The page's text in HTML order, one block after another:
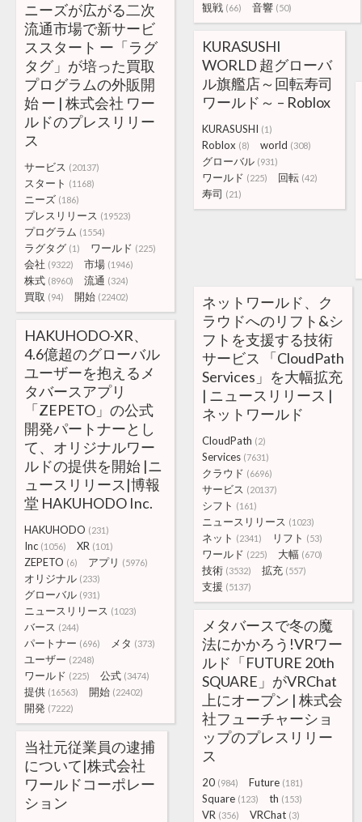
観戦 (66) 音響 (50)
ニーズが広がる二次
流通市場で新サービ
ススタート ー「ラグ
タグ」が培った買取
プログラムの外販開
始 ー | 株式会社 ワー
ルドのプレスリリー
ス
サービス (20137)
スタート (1168)
ニーズ (186)
プレスリリース (19523)
プログラム (1554)
ラグタグ (1) ワールド (225)
会社 (9322) 市場 (1946)
株式 (8960) 流通 (324)
買取 (94) 開始 (22402)
KURASUSHI
WORLD 超グローバ
ル旗艦店～回転寿司
ワールド～ – Roblox
KURASUSHI (1)
Roblox (8) world (308)
グローバル (931)
ワールド (225) 回転 (42)
寿司 (21)
ネットワールド、ク
ラウドへのリフト&シ
フトを支援する技術
サービス 「CloudPath
Services」を大幅拡充
| ニュースリリース |
ネットワールド
CloudPath (2)
Services (7631)
クラウド (6696)
サービス (20137)
シフト (161)
ニュースリリース (1023)
ネット (2341) リフト (53)
ワールド (225) 大幅 (670)
技術 (3532) 拡充 (557)
支援 (5137)
HAKUHODO-XR、
4.6億超のグローバル
ユーザーを抱えるメ
タバースアプリ
「ZEPETO」の公式
開発パートナーとし
て、オリジナルワー
ルドの提供を開始 |ニ
ュースリリース|博報
堂 HAKUHODO Inc.
HAKUHODO (231)
Inc (1056) XR (101)
ZEPETO (6) アプリ (5976)
オリジナル (233)
グローバル (931)
ニュースリリース (1023)
バース (244)
パートナー (696) メタ (373)
ユーザー (2248)
ワールド (225) 公式 (3474)
提供 (16563) 開始 (22402)
開発 (7222)
メタバースで冬の魔
法にかかろう!VRワー
ルド「FUTURE 20th
SQUARE」がVRChat
上にオープン | 株式会
社フューチャーショ
ップのプレスリリー
ス
20 (984) Future (181)
Square (123) th (153)
VR (356) VRChat (3)
当社元従業員の逮捕
について|株式会社
ワールドコーポレー
ション